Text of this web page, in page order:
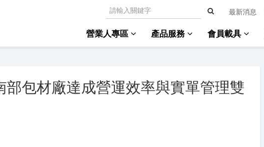
最新消息
營業人專區 產品服務 會員載具
包材廠達成營運效率與實單管理雙